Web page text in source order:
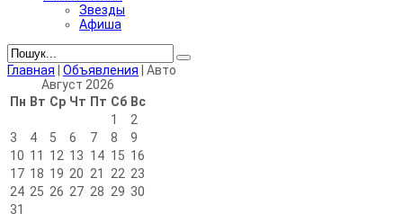
Звезды
Афиша
Главная Объявления
Авто
Август 2026
Пн Вт Ср Чт Пт Сб Вс
1
2
3
4 5 6 7 8
9
10 11 12 13 14 15 16
17 18 19 20 21 22 23
24 25 26 27 28 29 30
31